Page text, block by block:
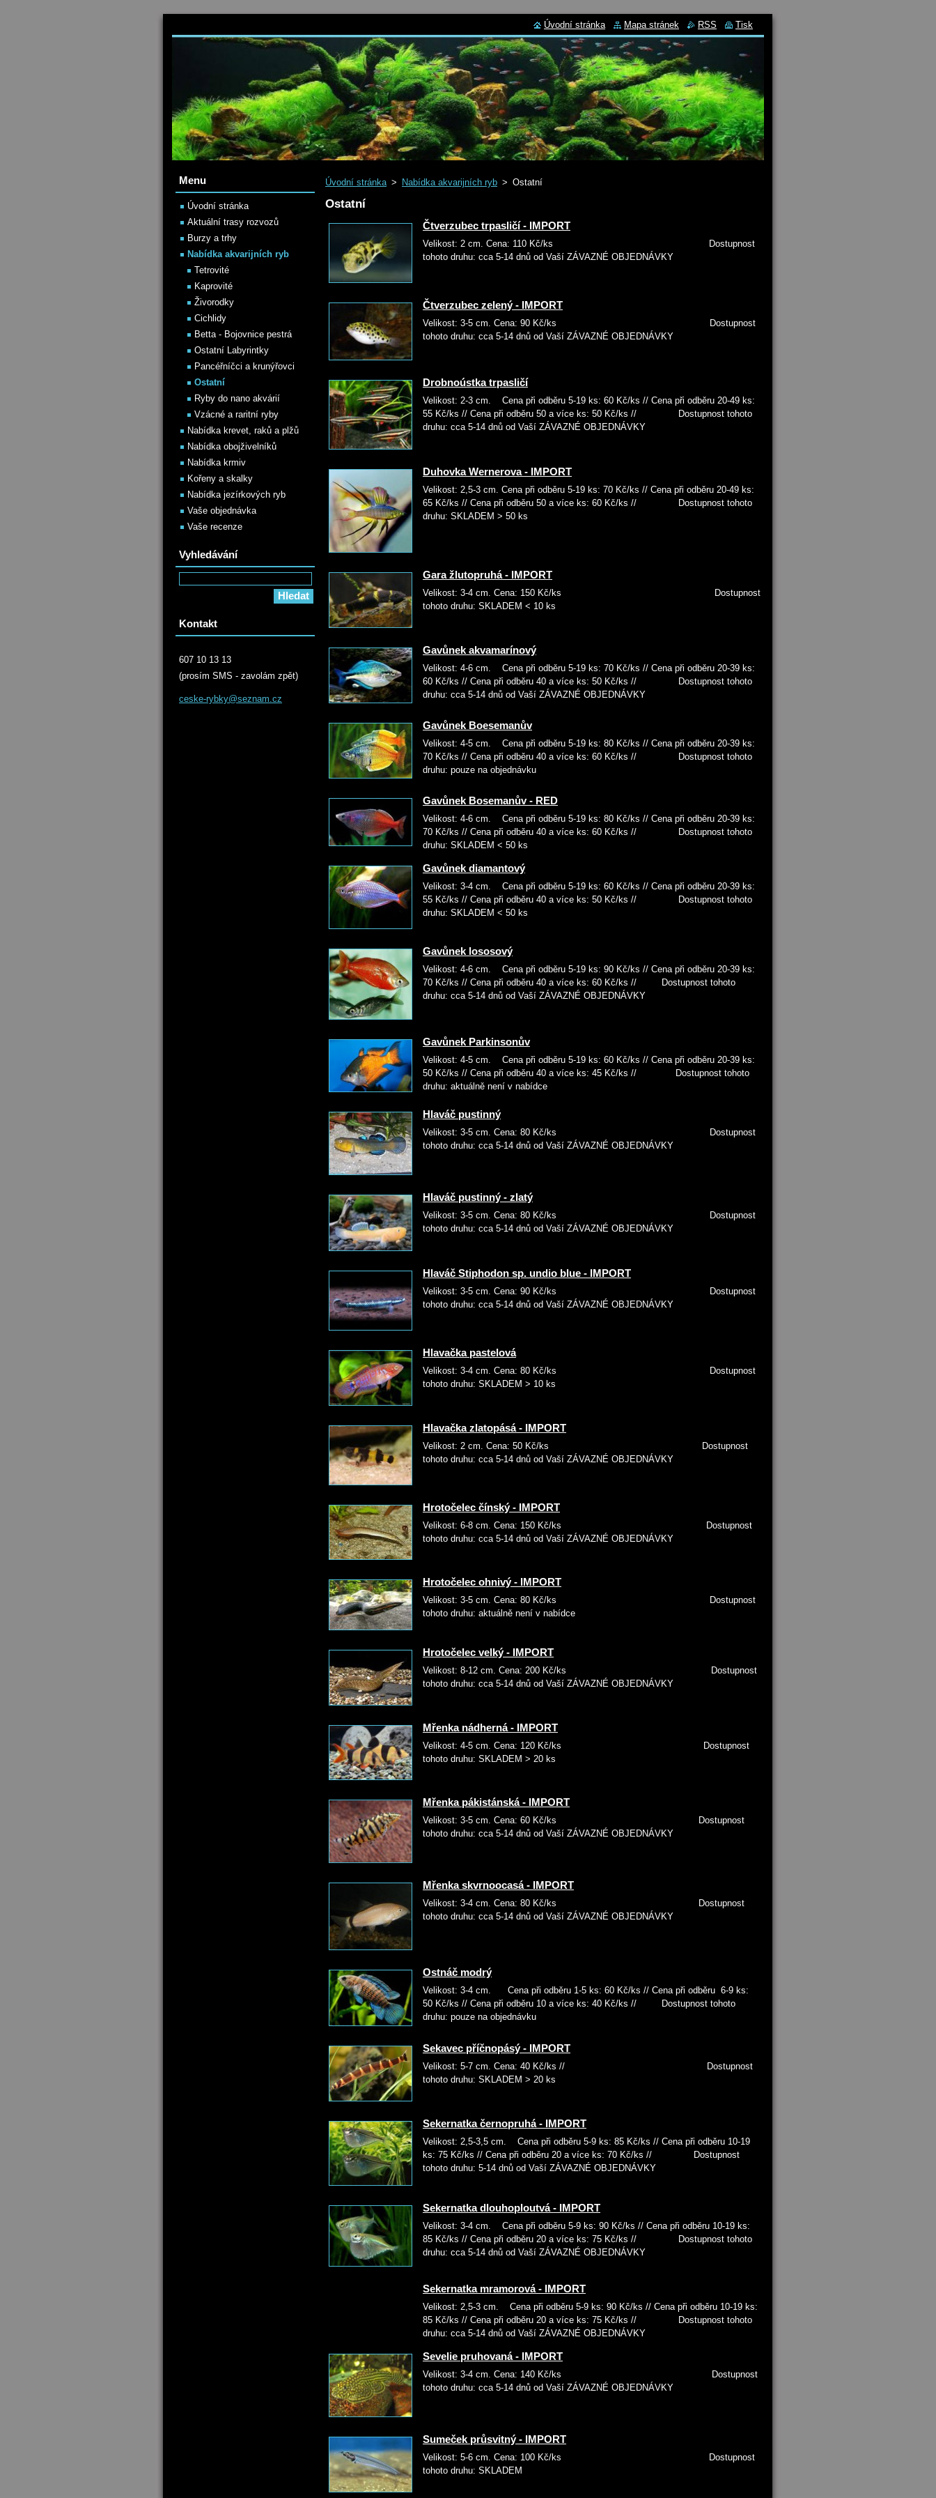
Úvodní stránka > Nabídka akvarijních ryb > Ostatní
Ostatní
Čtverzubec trpasličí - IMPORT
Velikost: 2 cm. Cena: 110 Kč/ks Dostupnost
tohoto druhu: cca 5-14 dnů od Vaší ZÁVAZNÉ OBJEDNÁVKY
Čtverzubec zelený - IMPORT
Velikost: 3-5 cm. Cena: 90 Kč/ks Dostupnost
tohoto druhu: cca 5-14 dnů od Vaší ZÁVAZNÉ OBJEDNÁVKY
Drobnoústka trpasličí
Velikost: 2-3 cm. Cena při odběru 5-19 ks: 60 Kč/ks // Cena při odběru 20-49 ks:
55 Kč/ks // Cena při odběru 50 a více ks: 50 Kč/ks // Dostupnost tohoto
druhu: cca 5-14 dnů od Vaší ZÁVAZNÉ OBJEDNÁVKY
Duhovka Wernerova - IMPORT
Velikost: 2,5-3 cm. Cena při odběru 5-19 ks: 70 Kč/ks // Cena při odběru 20-49 ks:
65 Kč/ks // Cena při odběru 50 a více ks: 60 Kč/ks // Dostupnost tohoto
druhu: SKLADEM > 50 ks
Gara žlutopruhá - IMPORT
Velikost: 3-4 cm. Cena: 150 Kč/ks Dostupnost
tohoto druhu: SKLADEM < 10 ks
Gavůnek akvamarínový
Velikost: 4-6 cm. Cena při odběru 5-19 ks: 70 Kč/ks // Cena při odběru 20-39 ks:
60 Kč/ks // Cena při odběru 40 a více ks: 50 Kč/ks // Dostupnost tohoto
druhu: cca 5-14 dnů od Vaší ZÁVAZNÉ OBJEDNÁVKY
Gavůnek Boesemanův
Velikost: 4-5 cm. Cena při odběru 5-19 ks: 80 Kč/ks // Cena při odběru 20-39 ks:
70 Kč/ks // Cena při odběru 40 a více ks: 60 Kč/ks // Dostupnost tohoto
druhu: pouze na objednávku
Gavůnek Bosemanův - RED
Velikost: 4-6 cm. Cena při odběru 5-19 ks: 80 Kč/ks // Cena při odběru 20-39 ks:
70 Kč/ks // Cena při odběru 40 a více ks: 60 Kč/ks // Dostupnost tohoto
druhu: SKLADEM < 50 ks
Gavůnek diamantový
Velikost: 3-4 cm. Cena při odběru 5-19 ks: 60 Kč/ks // Cena při odběru 20-39 ks:
55 Kč/ks // Cena při odběru 40 a více ks: 50 Kč/ks // Dostupnost tohoto
druhu: SKLADEM < 50 ks
Gavůnek lososový
Velikost: 4-6 cm. Cena při odběru 5-19 ks: 90 Kč/ks // Cena při odběru 20-39 ks:
70 Kč/ks // Cena při odběru 40 a více ks: 60 Kč/ks // Dostupnost tohoto
druhu: cca 5-14 dnů od Vaší ZÁVAZNÉ OBJEDNÁVKY
Gavůnek Parkinsonův
Velikost: 4-5 cm. Cena při odběru 5-19 ks: 60 Kč/ks // Cena při odběru 20-39 ks:
50 Kč/ks // Cena při odběru 40 a více ks: 45 Kč/ks // Dostupnost tohoto
druhu: aktuálně není v nabídce
Hlaváč pustinný
Velikost: 3-5 cm. Cena: 80 Kč/ks Dostupnost
tohoto druhu: cca 5-14 dnů od Vaší ZÁVAZNÉ OBJEDNÁVKY
Hlaváč pustinný - zlatý
Velikost: 3-5 cm. Cena: 80 Kč/ks Dostupnost
tohoto druhu: cca 5-14 dnů od Vaší ZÁVAZNÉ OBJEDNÁVKY
Hlaváč Stiphodon sp. undio blue - IMPORT
Velikost: 3-5 cm. Cena: 90 Kč/ks Dostupnost
tohoto druhu: cca 5-14 dnů od Vaší ZÁVAZNÉ OBJEDNÁVKY
Hlavačka pastelová
Velikost: 3-4 cm. Cena: 80 Kč/ks Dostupnost
tohoto druhu: SKLADEM > 10 ks
Hlavačka zlatopásá - IMPORT
Velikost: 2 cm. Cena: 50 Kč/ks Dostupnost
tohoto druhu: cca 5-14 dnů od Vaší ZÁVAZNÉ OBJEDNÁVKY
Hrotočelec čínský - IMPORT
Velikost: 6-8 cm. Cena: 150 Kč/ks Dostupnost
tohoto druhu: cca 5-14 dnů od Vaší ZÁVAZNÉ OBJEDNÁVKY
Hrotočelec ohnivý - IMPORT
Velikost: 3-5 cm. Cena: 80 Kč/ks Dostupnost
tohoto druhu: aktuálně není v nabídce
Hrotočelec velký - IMPORT
Velikost: 8-12 cm. Cena: 200 Kč/ks Dostupnost
tohoto druhu: cca 5-14 dnů od Vaší ZÁVAZNÉ OBJEDNÁVKY
Mřenka nádherná - IMPORT
Velikost: 4-5 cm. Cena: 120 Kč/ks Dostupnost
tohoto druhu: SKLADEM > 20 ks
Mřenka pákistánská - IMPORT
Velikost: 3-5 cm. Cena: 60 Kč/ks Dostupnost
tohoto druhu: cca 5-14 dnů od Vaší ZÁVAZNÉ OBJEDNÁVKY
Mřenka skvrnoocasá - IMPORT
Velikost: 3-4 cm. Cena: 80 Kč/ks Dostupnost
tohoto druhu: cca 5-14 dnů od Vaší ZÁVAZNÉ OBJEDNÁVKY
Ostnáč modrý
Velikost: 3-4 cm. Cena při odběru 1-5 ks: 60 Kč/ks // Cena při odběru 6-9 ks:
50 Kč/ks // Cena při odběru 10 a více ks: 40 Kč/ks // Dostupnost tohoto
druhu: pouze na objednávku
Sekavec příčnopásý - IMPORT
Velikost: 5-7 cm. Cena: 40 Kč/ks // Dostupnost
tohoto druhu: SKLADEM > 20 ks
Sekernatka černopruhá - IMPORT
Velikost: 2,5-3,5 cm. Cena při odběru 5-9 ks: 85 Kč/ks // Cena při odběru 10-19
ks: 75 Kč/ks // Cena při odběru 20 a více ks: 70 Kč/ks // Dostupnost
tohoto druhu: 5-14 dnů od Vaší ZÁVAZNÉ OBJEDNÁVKY
Sekernatka dlouhoploutvá - IMPORT
Velikost: 3-4 cm. Cena při odběru 5-9 ks: 90 Kč/ks // Cena při odběru 10-19 ks:
85 Kč/ks // Cena při odběru 20 a více ks: 75 Kč/ks // Dostupnost tohoto
druhu: cca 5-14 dnů od Vaší ZÁVAZNÉ OBJEDNÁVKY
Sekernatka mramorová - IMPORT
Velikost: 2,5-3 cm. Cena při odběru 5-9 ks: 90 Kč/ks // Cena při odběru 10-19 ks:
85 Kč/ks // Cena při odběru 20 a více ks: 75 Kč/ks // Dostupnost tohoto
druhu: cca 5-14 dnů od Vaší ZÁVAZNÉ OBJEDNÁVKY
Sevelie pruhovaná - IMPORT
Velikost: 3-4 cm. Cena: 140 Kč/ks Dostupnost
tohoto druhu: cca 5-14 dnů od Vaší ZÁVAZNÉ OBJEDNÁVKY
Sumeček průsvitný - IMPORT
Velikost: 5-6 cm. Cena: 100 Kč/ks Dostupnost
tohoto druhu: SKLADEM
Menu
Úvodní stránka
Aktuální trasy rozvozů
Burzy a trhy
Nabídka akvarijních ryb
Tetrovité
Kaprovité
Živorodky
Cichlidy
Betta - Bojovnice pestrá
Ostatní Labyrintky
Pancéřníčci a krunýřovci
Ostatní
Ryby do nano akvárií
Vzácné a raritní ryby
Nabídka krevet, raků a plžů
Nabídka obojživelníků
Nabídka krmiv
Kořeny a skalky
Nabídka jezírkových ryb
Vaše objednávka
Vaše recenze
Vyhledávání
Kontakt
607 10 13 13
(prosím SMS - zavolám zpět)
ceske-rybky@seznam.cz
Úvodní stránka Mapa stránek RSS Tisk